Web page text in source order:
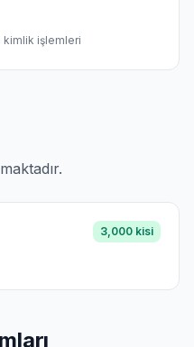
kimlik işlemleri
3,000 kisi